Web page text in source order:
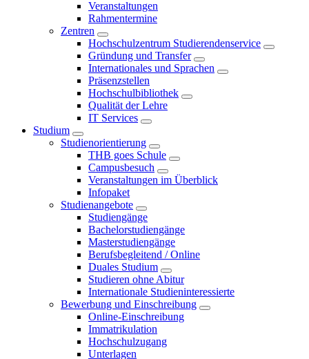
Veranstaltungen
Rahmentermine
Zentren
Hochschulzentrum Studierendenservice
Gründung und Transfer
Internationales und Sprachen
Präsenzstellen
Hochschulbibliothek
Qualität der Lehre
IT Services
Studium
Studienorientierung
THB goes Schule
Campusbesuch
Veranstaltungen im Überblick
Infopaket
Studienangebote
Studiengänge
Bachelorstudiengänge
Masterstudiengänge
Berufsbegleitend / Online
Duales Studium
Studieren ohne Abitur
Internationale Studieninteressierte
Bewerbung und Einschreibung
Online-Einschreibung
Immatrikulation
Hochschulzugang
Unterlagen